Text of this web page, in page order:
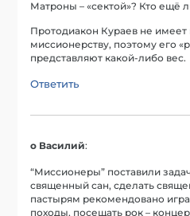
Матроны – «сектой»? Кто ещё
Протодиакон Кураев не имеет
миссионерству, поэтому его
представляют какой-либо вес.
Ответить
о Василий:
“Миссионеры” поставили
священный сан, сделать
пастырям рекомендовано
походы, посещать рок –